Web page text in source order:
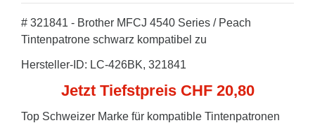
# 321841 - Brother MFCJ 4540 Series / Peach
Tintenpatrone schwarz kompatibel zu
Hersteller-ID: LC-426BK, 321841
Jetzt Tiefstpreis CHF 20,80
Top Schweizer Marke für kompatible Tintenpatronen